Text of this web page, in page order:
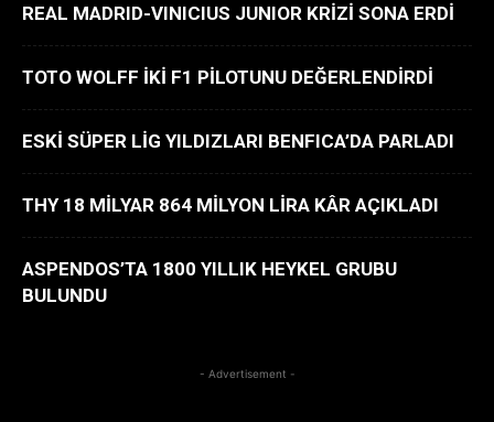
REAL MADRID-VINICIUS JUNIOR KRİZİ SONA ERDİ
TOTO WOLFF İKİ F1 PİLOTUNU DEĞERLENDİRDİ
ESKİ SÜPER LİG YILDIZLARI BENFICA’DA PARLADI
THY 18 MİLYAR 864 MİLYON LİRA KÂR AÇIKLADI
ASPENDOS’TA 1800 YILLIK HEYKEL GRUBU
BULUNDU
- Advertisement -